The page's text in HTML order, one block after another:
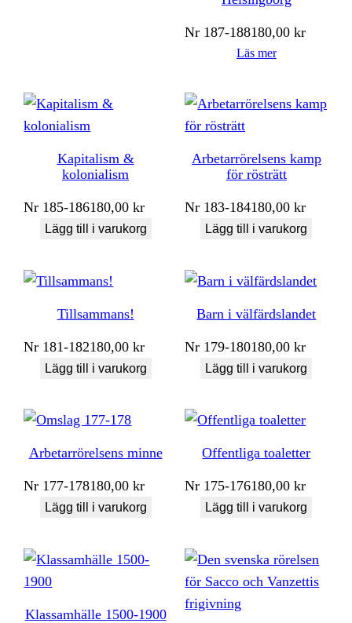
Nr 187-188180,00kr
Läs mer
Kapitalism &
kolonialism
Nr 185-186180,00kr
Lägg till i varukorg
Arbetarrörelsens kamp
för rösträtt
Nr 183-184180,00kr
Lägg till i varukorg
Tillsammans!
Nr 181-182180,00kr
Lägg till i varukorg
Barn i välfärdslandet
Nr 179-180180,00kr
Lägg till i varukorg
Arbetarrörelsens minne
Nr 177-178180,00kr
Lägg till i varukorg
Offentliga toaletter
Nr 175-176180,00kr
Lägg till i varukorg
Klassamhälle 1500-1900